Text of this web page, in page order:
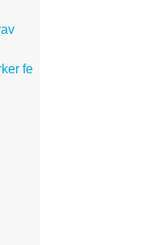
fe